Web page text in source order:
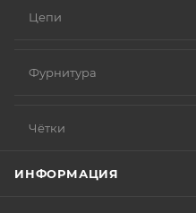
Цепи
Фурнитура
Чётки
ИНФОРМАЦИЯ